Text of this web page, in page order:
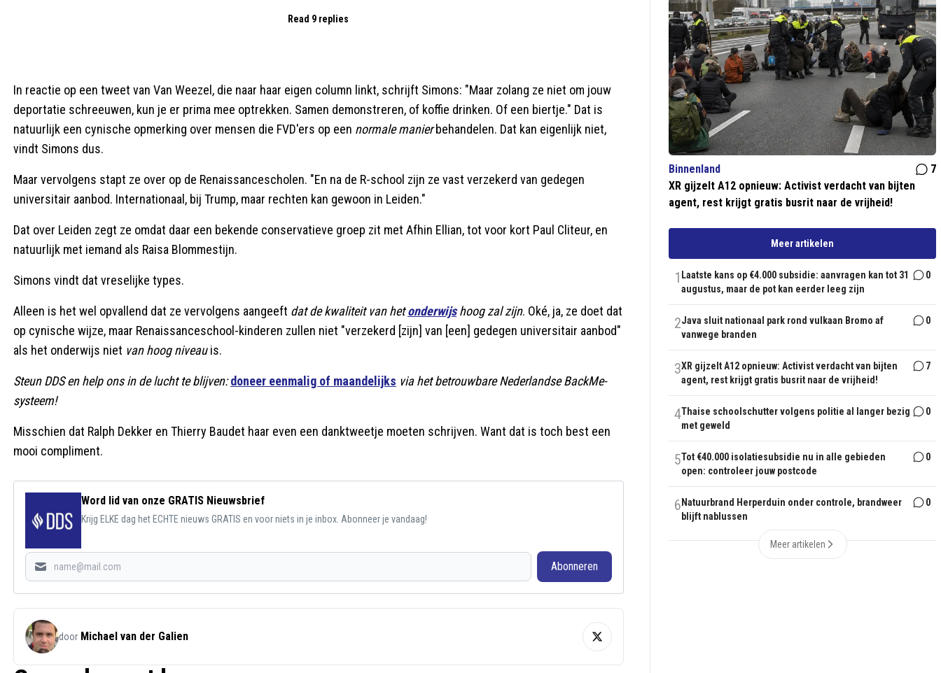
Read 9 replies
In reactie op een tweet van Van Weezel, die naar haar eigen column linkt, schrijft Simons: "Maar zolang ze niet om jouw
deportatie schreeuwen, kun je er prima mee optrekken. Samen demonstreren, of koffie drinken. Of een biertje." Dat is
natuurlijk een cynische opmerking over mensen die FVD'ers op een normale manierbehandelen. Dat kan eigenlijk niet,
vindt Simons dus.
Maar vervolgens stapt ze over op de Renaissancescholen. "En na de R-school zijn ze vast verzekerd van gedegen
universitair aanbod. Internationaal, bij Trump, maar rechten kan gewoon in Leiden."
Dat over Leiden zegt ze omdat daar een bekende conservatieve groep zit met Afhin Ellian, tot voor kort Paul Cliteur, en
natuurlijk met iemand als Raisa Blommestijn.
Simons vindt dat vreselijke types.
Alleen is het wel opvallend dat ze vervolgens aangeeft dat de kwaliteit van hetonderwijshoog zal zijn. Oké, ja, ze doet dat
op cynische wijze, maar Renaissanceschool-kinderen zullen niet "verzekerd [zijn] van [een] gedegen universitair aanbod"
als het onderwijs niet van hoog niveauis.
Steun DDS en help ons in de lucht te blijven:doneer eenmalig of maandelijks via het betrouwbare Nederlandse BackMe-
systeem!
Misschien dat Ralph Dekker en Thierry Baudet haar even een danktweetje moeten schrijven. Want dat is toch best een
mooi compliment.
Word lid van onze GRATIS Nieuwsbrief
Krijg ELKE dag het ECHTE nieuws GRATIS en voor niets in je inbox. Abonneer je vandaag!
Abonneren
door Michael van der Galien
Binnenland
7
XR gijzelt A12 opnieuw: Activist verdacht van bijten
agent, rest krijgt gratis busrit naar de vrijheid!
Meer artikelen
1 Laatste kans op €4.000 subsidie: aanvragen kan tot 31
augustus, maar de pot kan eerder leeg zijn
0
2Java sluit nationaal park rond vulkaan Bromo af
vanwege branden
0
3XR gijzelt A12 opnieuw: Activist verdacht van bijten
agent, rest krijgt gratis busrit naar de vrijheid!
7
4Thaise schoolschutter volgens politie al langer bezig
met geweld
0
5Tot €40.000 isolatiesubsidie nu in alle gebieden
open: controleer jouw postcode
0
6 Natuurbrand Herperduin onder controle, brandweer
blijft nablussen
0
Meer artikelen